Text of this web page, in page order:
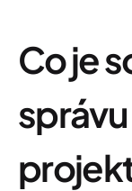
Co je